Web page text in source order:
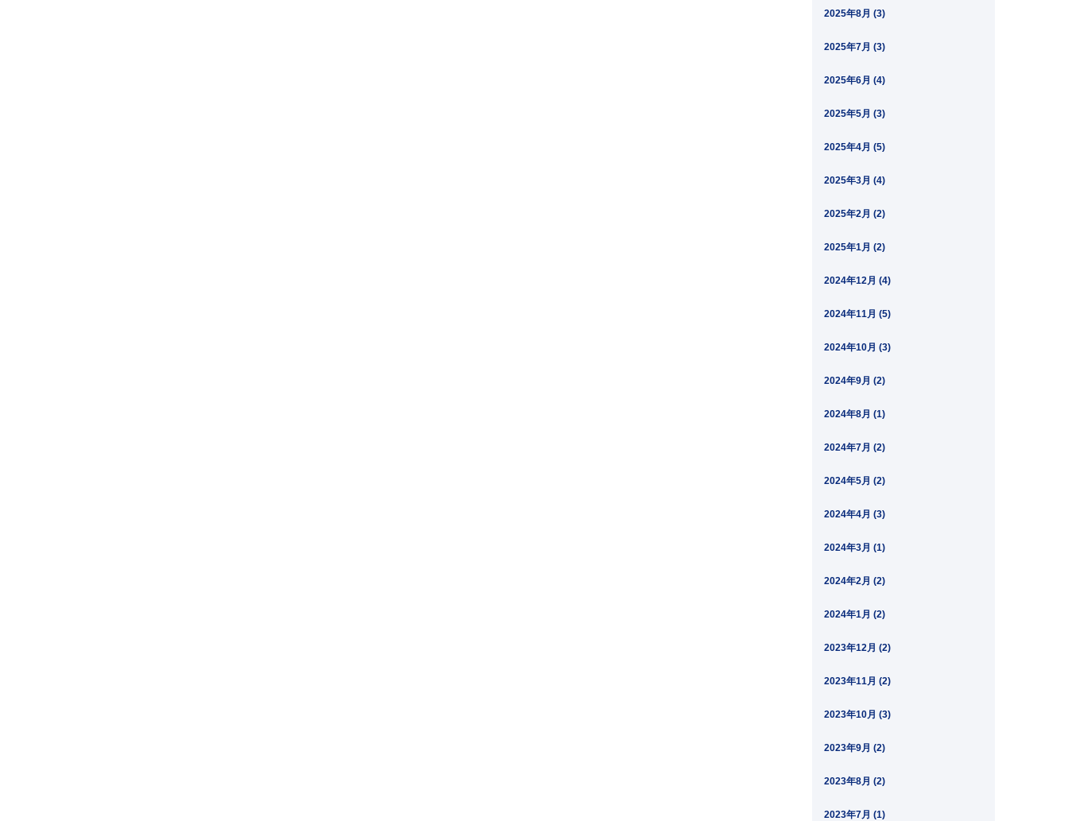
2025年8月 (3)
2025年7月 (3)
2025年6月 (4)
2025年5月 (3)
2025年4月 (5)
2025年3月 (4)
2025年2月 (2)
2025年1月 (2)
2024年12月 (4)
2024年11月 (5)
2024年10月 (3)
2024年9月 (2)
2024年8月 (1)
2024年7月 (2)
2024年5月 (2)
2024年4月 (3)
2024年3月 (1)
2024年2月 (2)
2024年1月 (2)
2023年12月 (2)
2023年11月 (2)
2023年10月 (3)
2023年9月 (2)
2023年8月 (2)
2023年7月 (1)